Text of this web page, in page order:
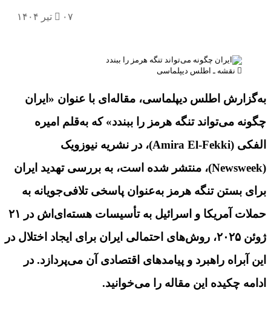
نقشه ـ اطلس دیپلماسی
اطلس دیپلماسی، مقاله‌ای با عنوان «ایران
می‌تواند تنگه هرمز را ببندد» که به‌قلم امیره
الفکی (Amira El-Fekki‎)، در نشریه نیوزویک
(Newsweek)، منتشر شده است، به بررسی تهدید ایران
بستن تنگه هرمز به‌عنوان پاسخی تلافی‌جویانه به
حملات آمریکا و اسرائیل به تأسیسات هسته‌ای‌اش در ۲۱
ژوئن ۲۰۲۵، روش‌های احتمالی ایران برای ایجاد اختلال در
آبراه راهبرد و پیامدهای اقتصادی آن می‌پردازد. در
چکیده این مقاله را می‌خوانید.